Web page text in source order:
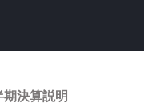
決算説明